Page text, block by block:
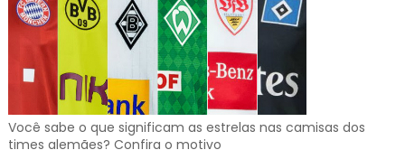
Você sabe o que significam as estrelas nas camisas dos
times alemães? Confira o motivo